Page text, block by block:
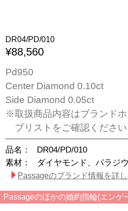
DR04/PD/010
¥88,560
Pd950
Center Diamond 0.10ct
Side Diamond 0.05ct
※取扱商品内容はブランド
プリストをご確認ください
品名：
DR04/PD/010
素材：
ダイヤモンド、パラジ
Passageのブランド情報を詳
Passageのほかの婚約指輪(エンゲ